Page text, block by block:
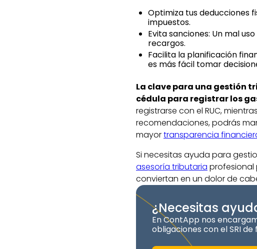
Optimiza tus deducciones
impuestos.
Evita sanciones: Un mal
recargos.
Facilita la planificación
es más fácil tomar
La clave para una gestión
cédula para registrar los
registrarse con el RUC,
recomendaciones, podrás
mayortransparencia
Si necesitas ayuda para
asesoría tributaria profesional
conviertan en un dolor de
¿Necesitas
En ContApp nos
obligaciones con el SRI